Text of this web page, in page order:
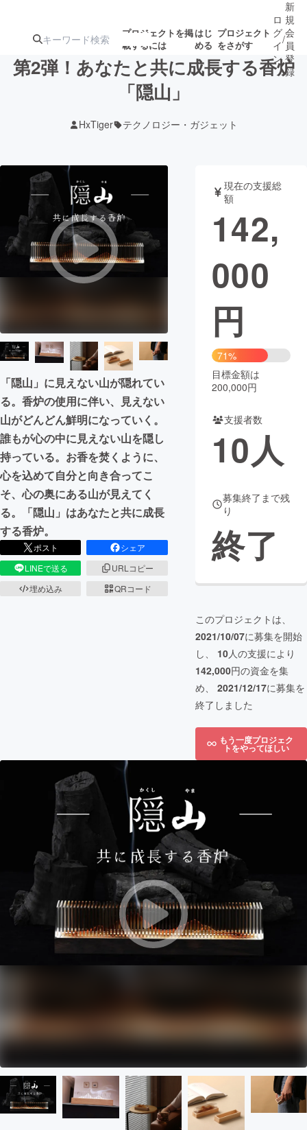
プロジェクトを掲
載するには
はじ
める
プロジェクト
をさがす
ターン
ジェクト
ロジェクト
アート・写真 音楽
テクノロジー・ガジェット ゲーム・サ
映像・映画
まちづくり・地域活性化
CAMPFIRE for Social Good
CAMPFIRE Creation
CAMPFIREふるさと納税 machi-ya コミュニティ
ロ
グ
イ
ン
/
新
規
会
員
登
録
第2弾！あなたと共に成長する香炉
「隠山」
HxTiger テクノロジー・ガジェット
「隠山」に見えない山が隠れてい
る。香炉の使用に伴い、見えない
山がどんどん鮮明になっていく。
誰もが心の中に見えない山を隠し
持っている。お香を焚くように、
心を込めて自分と向き合ってこ
そ、心の奥にある山が見えてく
る。「隠山」はあなたと共に成長
する香炉。
ポスト
シェア
LINEで送る
URLコピー
埋め込み
QRコード
現在の支援総
額
142,
000
円
71%
目標金額は
200,000円
支援者数
10人
募集終了まで残
り
終了
このプロジェクトは、
2021/10/07に募集を開始
し、 10人の支援により
142,000円の資金を集
め、 2021/12/17に募集を
終了しました
もう一度プロジェク
トをやってほしい